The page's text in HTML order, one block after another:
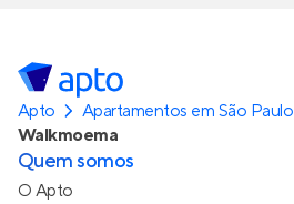
Apto Apartamentos em São Paulo
Walkmoema
Quem somos
O Apto